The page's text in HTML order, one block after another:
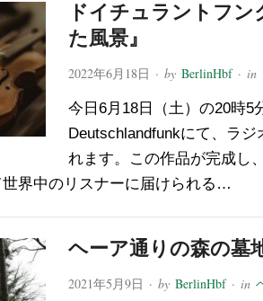
ドイチュラントフン
た風景』
2022年6月18日 · by BerlinHbf· in
今日6月18日（土）の20時5
Deutschlandfunkにて、ラ
れます。この作品が完成し
世界中のリスナーに届けられる…
ヘーア通りの森の墓
2021年5月9日 · by BerlinHbf· in